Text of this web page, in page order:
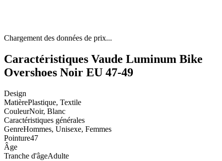
Chargement des données de prix...
Caractéristiques Vaude Luminum Bike
Overshoes Noir EU 47-49
Design
MatièrePlastique, Textile
CouleurNoir, Blanc
Caractéristiques générales
GenreHommes, Unisexe, Femmes
Pointure47
Âge
Tranche d'âgeAdulte